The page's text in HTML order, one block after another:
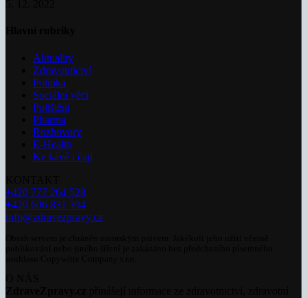
Aktuality
Zdravotnictví
Politika
Sociální věci
Pojištění
Pharma
Rozhovory
E-Health
Ke kávě i čaji
+420 777 264 528
+420 606 831 394
info@zdravezpravy.cz